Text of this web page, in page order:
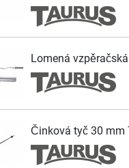
Lomená
Činková tyč 30 mm